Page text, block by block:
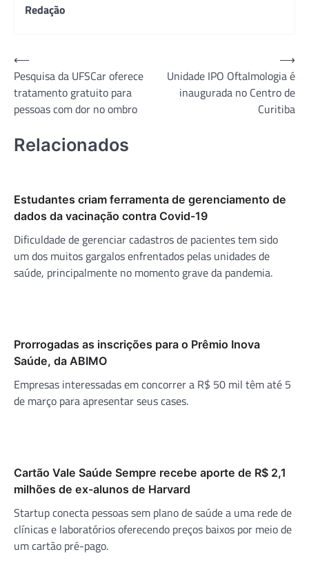
Redação
Navegação
de
Post
⟵
Pesquisa da UFSCar oferece
tratamento gratuito para
pessoas com dor no ombro
Unidade IPO Oftalmologia é
inaugurada no Centro de
Curitiba
⟶
Relacionados
Estudantes criam ferramenta de gerenciamento de
dados da vacinação contra Covid-19
Dificuldade de gerenciar cadastros de pacientes tem sido
um dos muitos gargalos enfrentados pelas unidades de
saúde, principalmente no momento grave da pandemia.
Prorrogadas as inscrições para o Prêmio Inova
Saúde, da ABIMO
Empresas interessadas em concorrer a R$ 50 mil têm até 5
de março para apresentar seus cases.
Cartão Vale Saúde Sempre recebe aporte de R$ 2,1
milhões de ex-alunos de Harvard
Startup conecta pessoas sem plano de saúde a uma rede de
clínicas e laboratórios oferecendo preços baixos por meio de
um cartão pré-pago.